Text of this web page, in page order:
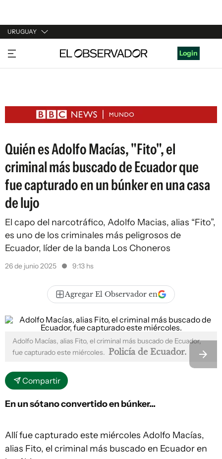
URUGUAY
URUGUAY
ARGENTINA
ESTADOS UNIDOS
Login
Quién es Adolfo Macías, "Fito", el
criminal más buscado de Ecuador que
fue capturado en un búnker en una casa
de lujo
El capo del narcotráfico, Adolfo Macias, alias “Fito”,
es uno de los criminales más peligrosos de
Ecuador, líder de la banda Los Choneros
26 de junio 2025 9:13 hs
Agregar El Observador en
Adolfo Macías, alias Fito, el criminal más buscado de Ecuador,
fue capturado este miércoles. Policía de Ecuador.
Compartir
En un sótano convertido en búnker...
Allí fue capturado este miércoles Adolfo Macías,
alias Fito, el criminal más buscado en Ecuador en